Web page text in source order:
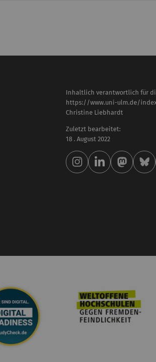
Inhaltlich verantwortlich für
https://www.uni-ulm.de/
Christine Liebhardt
Zuletzt bearbeitet:
18 . August 2022